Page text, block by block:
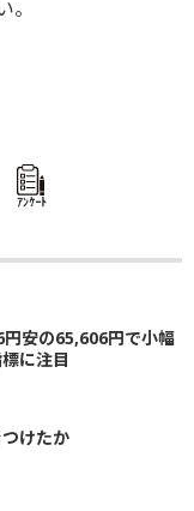
ｱﾝｹｰﾄ
円安の65,606円で小幅
に注目
けたか